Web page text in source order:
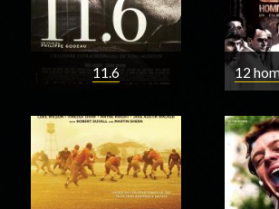
11.6 12